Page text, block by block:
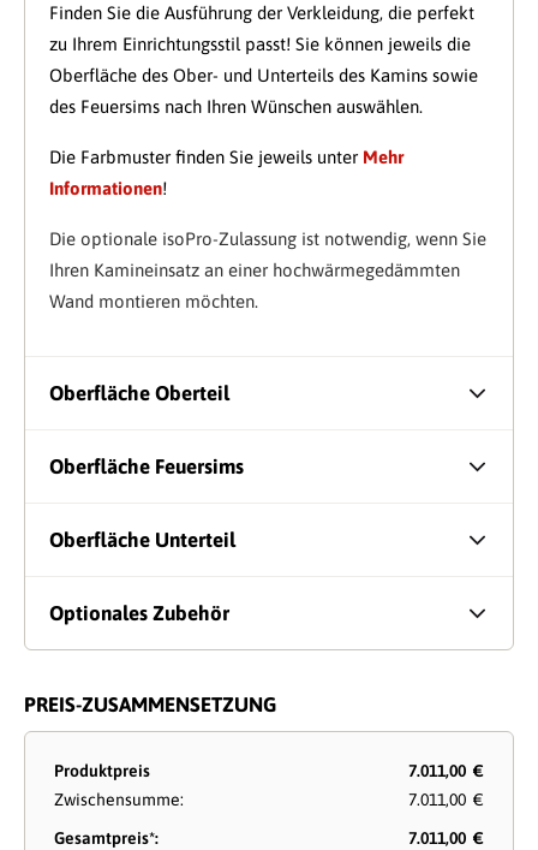
Finden Sie die Ausführung der Verkleidung, die perfekt
zu Ihrem Einrichtungsstil passt! Sie können jeweils die
Oberfläche des Ober- und Unterteils des Kamins sowie
des Feuersims nach Ihren Wünschen auswählen.
Die Farbmuster finden Sie jeweils unter Mehr
Informationen!
Die optionale isoPro-Zulassung ist notwendig, wenn Sie
Ihren Kamineinsatz an einer hochwärmegedämmten
Wand montieren möchten.
Oberfläche Oberteil
Oberfläche Feuersims
Oberfläche Unterteil
Optionales Zubehör
PREIS-ZUSAMMENSETZUNG
Produktpreis
7.011,00 €
Zwischensumme:
7.011,00 €
Gesamtpreis*:
7.011,00 €